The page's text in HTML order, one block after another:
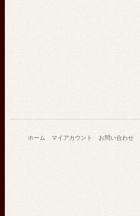
ホーム マイアカウント お問い合わせ